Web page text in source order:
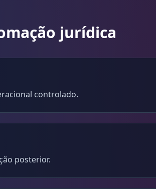
jurídica
controlado.
posterior.